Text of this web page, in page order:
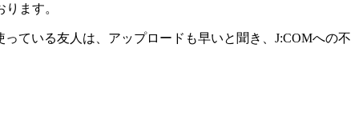
ます。
ている友人は、アップロードも早いと聞き、J:COMへの不